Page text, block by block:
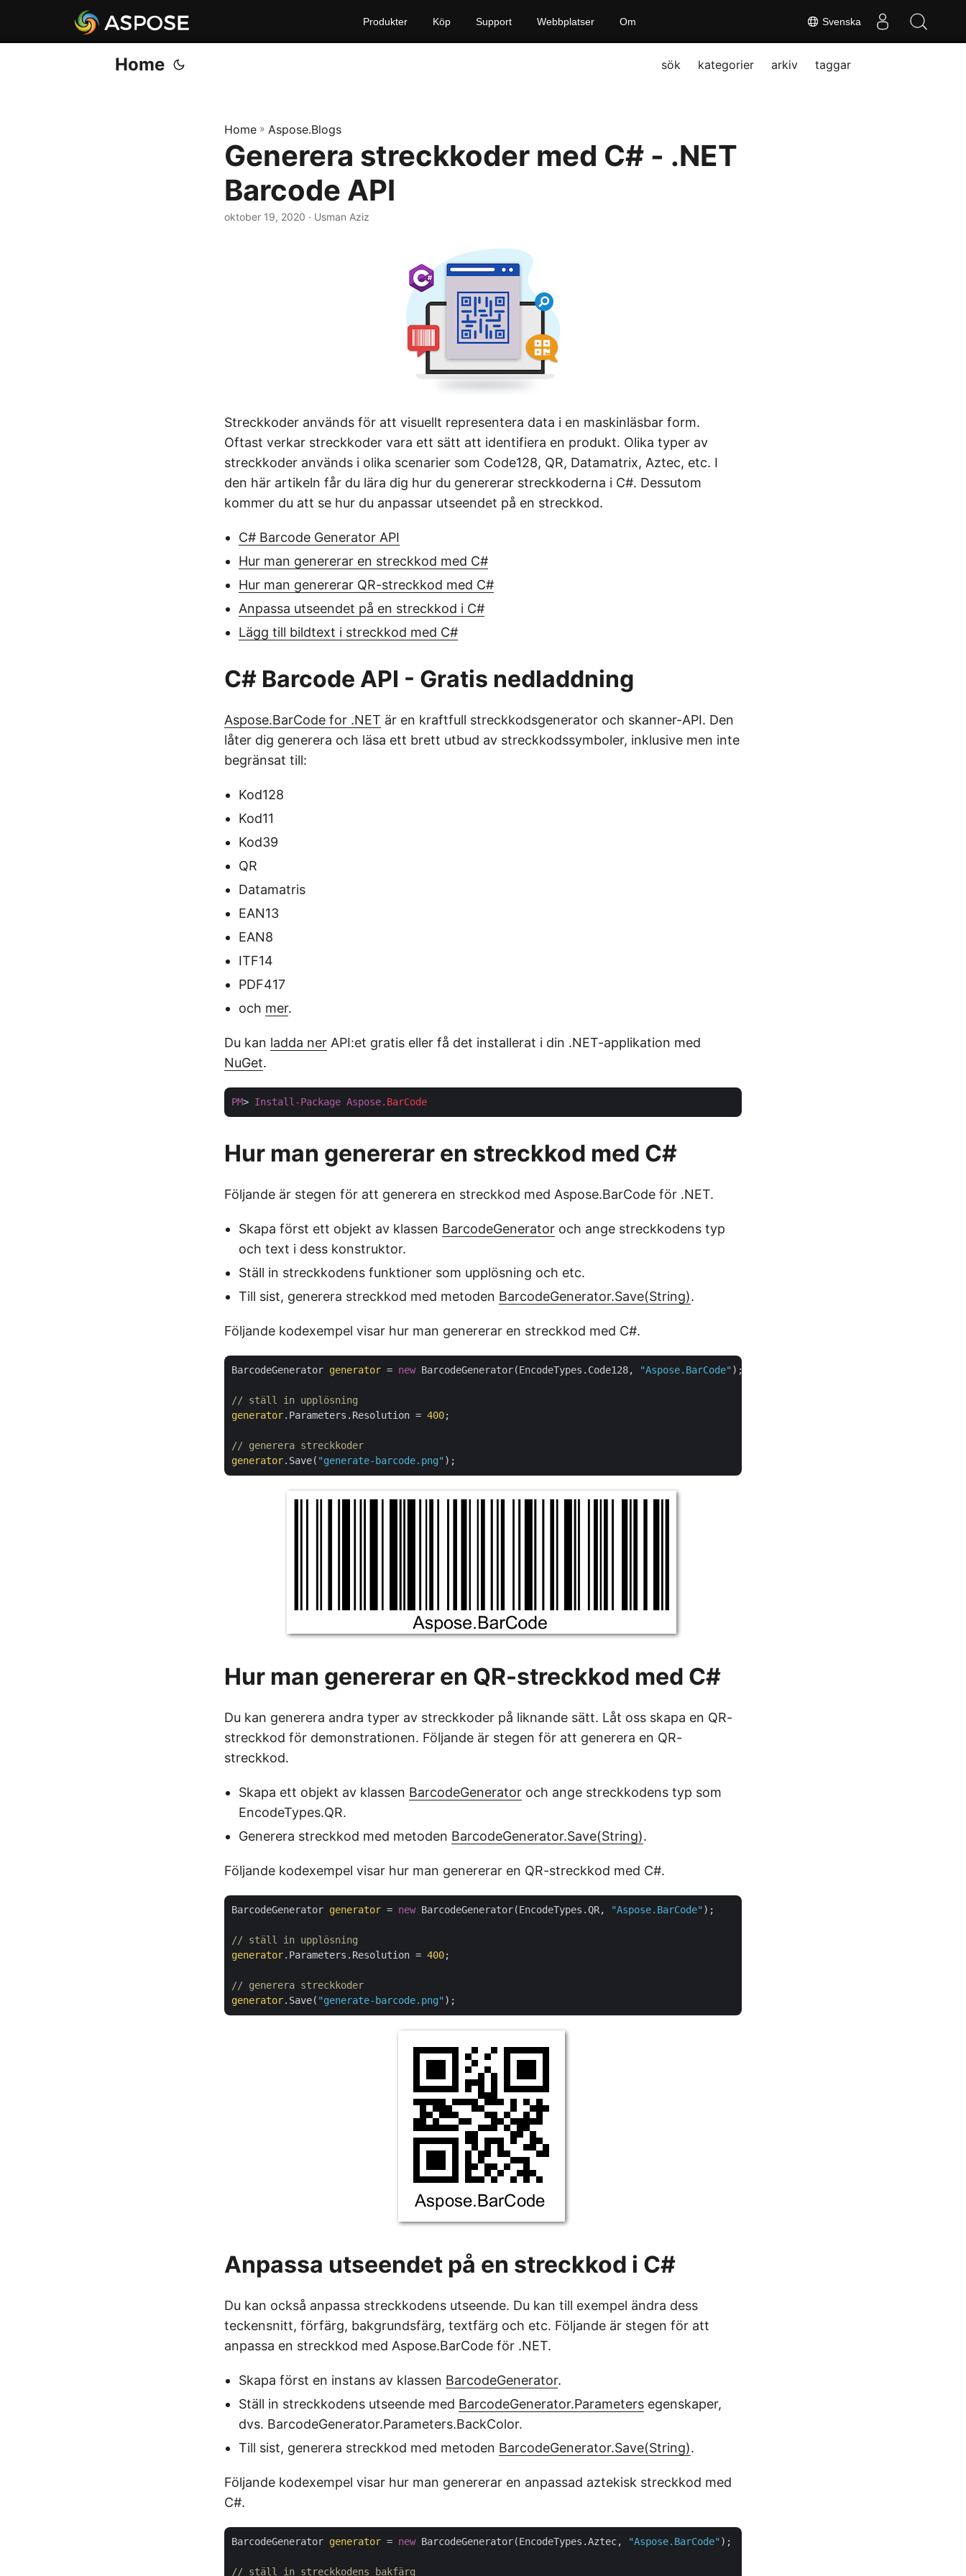
Svenska
Produkter Köp Support Webbplatser Om
Home sök kategorier arkiv taggar
Home » Aspose.Blogs
Generera streckkoder med C# - .NET
Barcode API
oktober 19, 2020 · Usman Aziz
Streckkoder används för att visuellt representera data i en maskinläsbar form.
Oftast verkar streckkoder vara ett sätt att identifiera en produkt. Olika typer av
streckkoder används i olika scenarier som Code128, QR, Datamatrix, Aztec, etc. I
den här artikeln får du lära dig hur du genererar streckkoderna i C#. Dessutom
kommer du att se hur du anpassar utseendet på en streckkod.
C# Barcode Generator API
Hur man genererar en streckkod med C#
Hur man genererar QR-streckkod med C#
Anpassa utseendet på en streckkod i C#
Lägg till bildtext i streckkod med C#
C# Barcode API - Gratis nedladdning
Aspose.BarCode for .NET är en kraftfull streckkodsgenerator och skanner-API. Den
låter dig generera och läsa ett brett utbud av streckkodssymboler, inklusive men inte
begränsat till:
Kod128
Kod11
Kod39
QR
Datamatris
EAN13
EAN8
ITF14
PDF417
och mer.
Du kan ladda ner API:et gratis eller få det installerat i din .NET-applikation med
NuGet.
PM> Install-Package Aspose.BarCode
Hur man genererar en streckkod med C#
Följande är stegen för att generera en streckkod med Aspose.BarCode för .NET.
Skapa först ett objekt av klassen BarcodeGenerator och ange streckkodens typ
och text i dess konstruktor.
Ställ in streckkodens funktioner som upplösning och etc.
Till sist, generera streckkod med metoden BarcodeGenerator.Save(String).
Följande kodexempel visar hur man genererar en streckkod med C#.
BarcodeGenerator generator = new BarcodeGenerator(EncodeTypes.Code128, "Aspose.BarCode" );
// ställ in upplösning
generator.Parameters.Resolution = 400;
// generera streckkoder
generator.Save( "generate-barcode.png"
Hur man genererar en QR-streckkod med C#
Du kan generera andra typer av streckkoder på liknande sätt. Låt oss skapa en QR-
streckkod för demonstrationen. Följande är stegen för att generera en QR-
streckkod.
Skapa ett objekt av klassen BarcodeGenerator och ange streckkodens typ som
EncodeTypes.QR.
Generera streckkod med metoden BarcodeGenerator.Save(String).
Följande kodexempel visar hur man genererar en QR-streckkod med C#.
BarcodeGenerator generator = new BarcodeGenerator(EncodeTypes.QR, "Aspose.BarCode" );
// ställ in upplösning
generator.Parameters.Resolution = 400;
// generera streckkoder
generator.Save( "generate-barcode.png"
Anpassa utseendet på en streckkod i C#
Du kan också anpassa streckkodens utseende. Du kan till exempel ändra dess
teckensnitt, förfärg, bakgrundsfärg, textfärg och etc. Följande är stegen för att
anpassa en streckkod med Aspose.BarCode för .NET.
Skapa först en instans av klassen BarcodeGenerator.
Ställ in streckkodens utseende med BarcodeGenerator.Parameters egenskaper,
dvs. BarcodeGenerator.Parameters.BackColor.
Till sist, generera streckkod med metoden BarcodeGenerator.Save(String).
Följande kodexempel visar hur man genererar en anpassad aztekisk streckkod med
C#.
BarcodeGenerator generator = new BarcodeGenerator(EncodeTypes.Aztec, "Aspose.BarCode" );
// ställ in streckkodens bakfärg